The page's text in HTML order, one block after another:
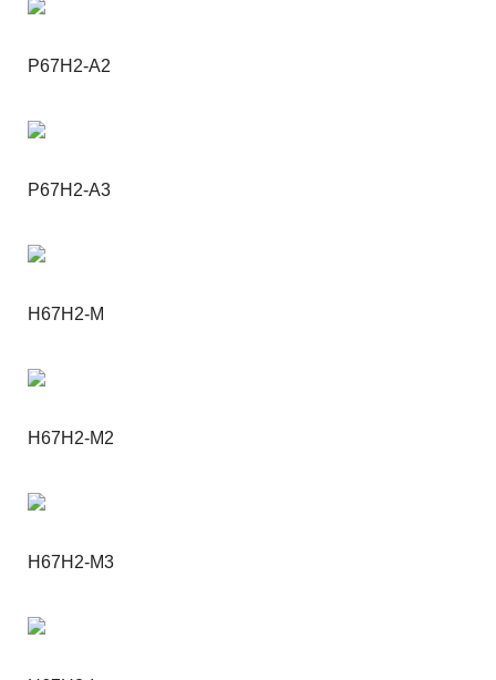
P67H2-A2
P67H2-A3
H67H2-M
H67H2-M2
H67H2-M3